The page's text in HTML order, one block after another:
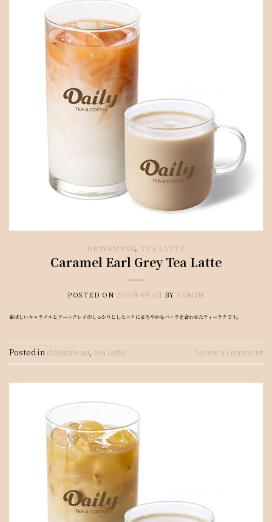
DRINKMENU, TEA LATTE
Caramel Earl Grey Tea Latte
POSTED ON 2026年4月6日 BY ADMIN
香ばしいキャラメルとアールグレイのしっかりとしたコクにまろやかなバニラを合わせたティーラテです。
Posted in drinkmenu, tea latte Leave a comment